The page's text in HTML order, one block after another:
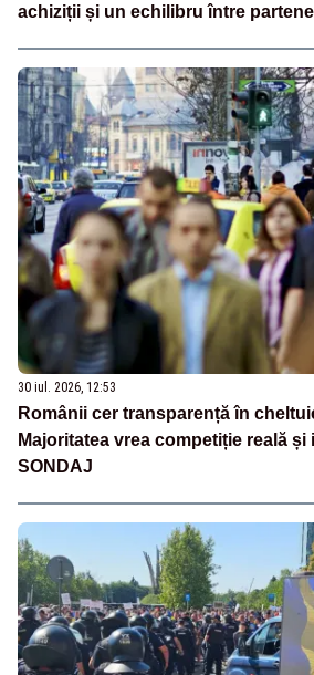
achiziții și un echilibru între
30 iul. 2026, 12:53
Românii cer transparență în
Majoritatea vrea competiție reală
SONDAJ